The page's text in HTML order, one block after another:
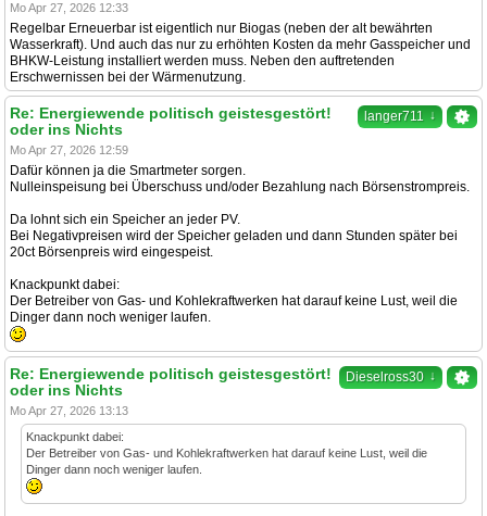
Mo Apr 27, 2026 12:33
Regelbar Erneuerbar ist eigentlich nur Biogas (neben der alt bewährten
Wasserkraft). Und auch das nur zu erhöhten Kosten da mehr Gasspeicher und
BHKW-Leistung installiert werden muss. Neben den auftretenden
Erschwernissen bei der Wärmenutzung.
langer711 ↓
Re: Energiewende politisch geistesgestört!
oder ins Nichts
Mo Apr 27, 2026 12:59
Dafür können ja die Smartmeter sorgen.
Nulleinspeisung bei Überschuss und/oder Bezahlung nach Börsenstrompreis.
Da lohnt sich ein Speicher an jeder PV.
Bei Negativpreisen wird der Speicher geladen und dann Stunden später bei
20ct Börsenpreis wird eingespeist.
Knackpunkt dabei:
Der Betreiber von Gas- und Kohlekraftwerken hat darauf keine Lust, weil die
Dinger dann noch weniger laufen.
Dieselross30 ↓
Re: Energiewende politisch geistesgestört!
oder ins Nichts
Mo Apr 27, 2026 13:13
Knackpunkt dabei:
Der Betreiber von Gas- und Kohlekraftwerken hat darauf keine Lust, weil die
Dinger dann noch weniger laufen.